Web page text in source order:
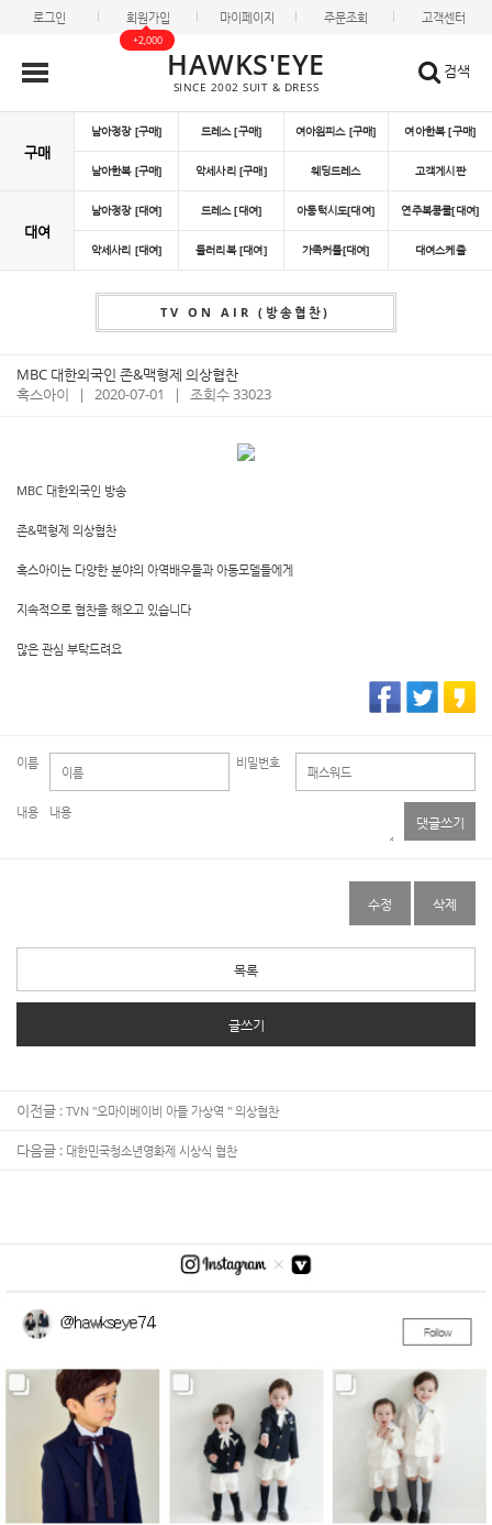
로그인 회원가입
+2,000
마이페이지 주문조회 고객센터
HAWKS'EYE
SINCE 2002 SUIT & DRESS
검색
구매
남아정장 [구매] 드레스 [구매] 여아원피스 [구매] 여아한복 [구매]
남아한복 [구매] 악세사리 [구매] 웨딩드레스 고객게시판
대여
남아정장 [대여] 드레스 [대여] 아동턱시도[대여] 연주복콩쿨[대여]
악세사리 [대여] 들러리복 [대여] 가족커플[대여] 대여스케쥴
TV ON AIR (방송협찬)
MBC 대한외국인 존&맥형제 의상협찬
혹스아이
| 2020-07-01 | 조회수 33023
MBC 대한외국인 방송
존&맥형제 의상협찬
혹스아이는 다양한 분야의 아역배우들과 아동모델들에게
지속적으로 협찬을 해오고 있습니다
많은 관심 부탁드려요
이름 비밀번호
내용
댓글쓰기
수정 삭제
목록
글쓰기
이전글 : TVN "오마이베이비 아들 가상역 " 의상협찬
다음글 : 대한민국청소년영화제 시상식 협찬